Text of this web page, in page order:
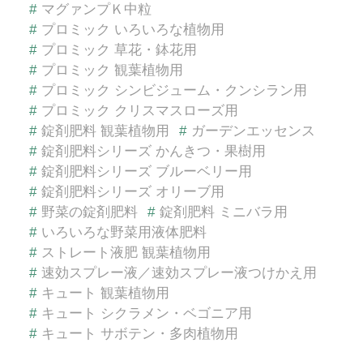
# マグァンプＫ中粒
# プロミック いろいろな植物用
# プロミック 草花・鉢花用
# プロミック 観葉植物用
# プロミック シンビジューム・クンシラン用
# プロミック クリスマスローズ用
# 錠剤肥料 観葉植物用 # ガーデンエッセンス
# 錠剤肥料シリーズ かんきつ・果樹用
# 錠剤肥料シリーズ ブルーベリー用
# 錠剤肥料シリーズ オリーブ用
# 野菜の錠剤肥料 # 錠剤肥料 ミニバラ用
# いろいろな野菜用液体肥料
# ストレート液肥 観葉植物用
# 速効スプレー液／速効スプレー液つけかえ用
# キュート 観葉植物用
# キュート シクラメン・ベゴニア用
# キュート サボテン・多肉植物用